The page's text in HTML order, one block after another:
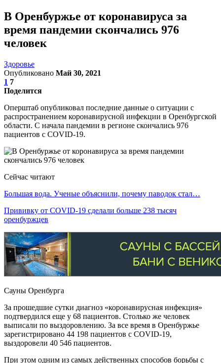
В Оренбуржье от коронавируса за
время пандемии скончались 976
человек
Здоровье
Опубликовано Май 30, 2021
1 7
Поделится
Оперштаб опубликовал последние данные о ситуации с
распространением коронавирусной инфекции в Оренбургской
области. С начала пандемии в регионе скончались 976
пациентов с COVID-19.
Сейчас читают
Большая вода. Ученые объяснили, почему паводок стал…
Прививку от COVID-19 сделали больше 238 тысяч
оренбуржцев
Сауны Оренбурга
За прошедшие сутки диагноз «коронавирусная инфекция»
подтвердился еще у 68 пациентов. Столько же человек
выписали по выздоровлению. За все время в Оренбуржье
зарегистрировано 44 198 пациентов с COVID-19,
выздоровели 40 546 пациентов.
При этом одним из самых действенных способов борьбы с